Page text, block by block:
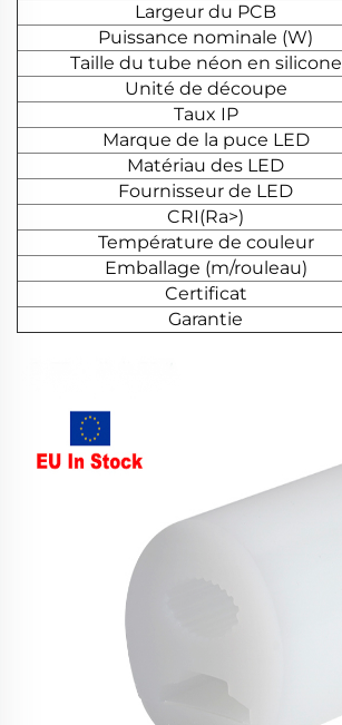
Largeur du PCB
Puissance nominale (W)
Taille du tube néon en silicone
Unité de découpe
Taux IP
Marque de la puce LED
Matériau des LED
Fournisseur de LED
CRI(Ra>)
Température de couleur
Emballage (m/rouleau)
Certificat
Garantie